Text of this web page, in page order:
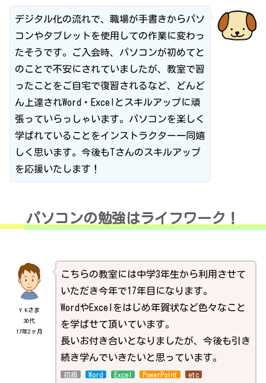
デジタル化の流れで、職場が手書きからパソ
コンやタブレットを使用しての作業に変わっ
たそうです。ご入会時、パソコンが初めてと
のことで不安にされていましたが、教室で習
ったことをご自宅で復習されるなど、どんど
ん上達されWord・Excelとスキルアップに頑
張っていらっしゃいます。パソコンを楽しく
学ばれていることをインストラクター一同嬉
しく思います。今後もTさんのスキルアップ
を応援いたします！
パソコンの勉強はライフワーク！
Y.Kさま
30代
17年2ヶ月
こちらの教室には中学3年生から利用させて
いただき今年で17年目になります。
WordやExcelをはじめ年賀状など色々なこと
を学ばせて頂いています。
長いお付き合いとなりましたが、今後も引き
続き学んでいきたいと思っています。
初級 Word Excel PowerPoint etc